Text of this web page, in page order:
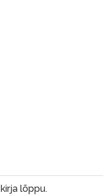
lõppu.